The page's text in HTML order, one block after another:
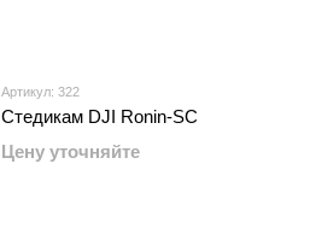
Артикул: 322
Стедикам DJI Ronin-SC
Цену уточняйте